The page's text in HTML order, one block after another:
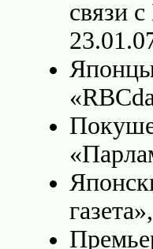
связи